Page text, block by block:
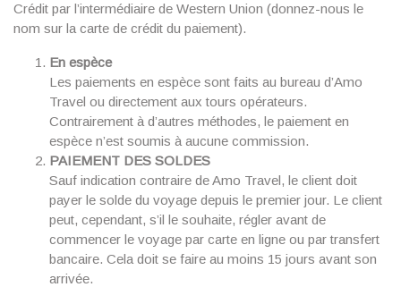
Crédit par l’intermédiaire de Western Union (donnez-nous le
nom sur la carte de crédit du paiement).
En espèce
Les paiements en espèce sont faits au bureau d’Amo
Travel ou directement aux tours opérateurs.
Contrairement à d’autres méthodes, le paiement en
espèce n’est soumis à aucune commission.
PAIEMENT DES SOLDES
Sauf indication contraire de Amo Travel, le client doit
payer le solde du voyage depuis le premier jour. Le client
peut, cependant, s’il le souhaite, régler avant de
commencer le voyage par carte en ligne ou par transfert
bancaire. Cela doit se faire au moins 15 jours avant son
arrivée.